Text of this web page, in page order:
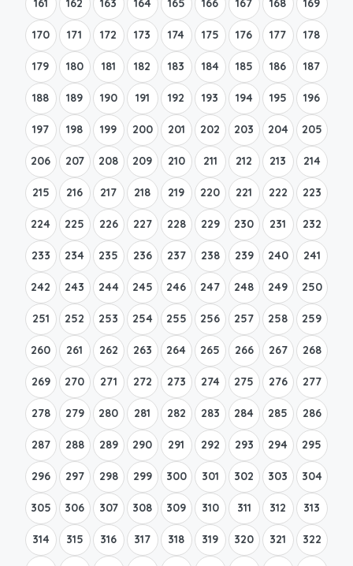
170 171 172 173 174 175 176 177 178
179 180 181 182 183 184 185 186 187
188 189 190 191 192 193 194 195 196
197 198 199 200 201 202 203 204 205
206 207 208 209 210 211 212 213 214
215 216 217 218 219 220 221 222 223
224 225 226 227 228 229 230 231 232
233 234 235 236 237 238 239 240 241
242 243 244 245 246 247 248 249 250
251 252 253 254 255 256 257 258 259
260 261 262 263 264 265 266 267 268
269 270 271 272 273 274 275 276 277
278 279 280 281 282 283 284 285 286
287 288 289 290 291 292 293 294 295
296 297 298 299 300 301 302 303 304
305 306 307 308 309 310 311 312 313
314 315 316 317 318 319 320 321 322